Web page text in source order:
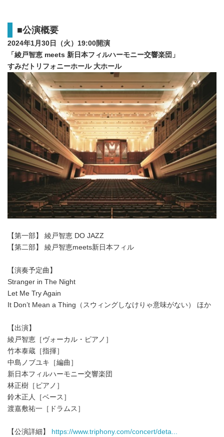
■公演概要
2024年1月30日（火）19:00開演
「綾戸智恵 meets 新日本フィルハーモニー交響楽団」
すみだトリフォニーホール 大ホール
【第一部】 綾戸智恵 DO JAZZ
【第二部】 綾戸智恵meets新日本フィル
【演奏予定曲】
Stranger in The Night
Let Me Try Again
It Don’t Mean a Thing（スウィングしなけりゃ意味がない） ほか
【出演】
綾戸智恵［ヴォーカル・ピアノ］
竹本泰蔵［指揮］
中島ノブユキ［編曲］
新日本フィルハーモニー交響楽団
林正樹［ピアノ］
鈴木正人［ベース］
渡嘉敷祐一［ドラムス］
【公演詳細】 https://www.triphony.com/concert/deta...